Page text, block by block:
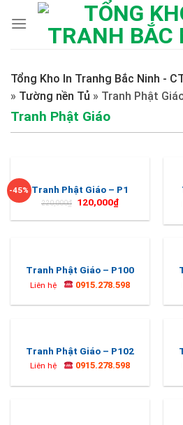
Tổng Kho In Tranhg Bắc Ninh -
» Tường nền Tủ » Tranh Phật
Tranh Phật Giáo
-45% Tranh Phật Giáo – P1
220,000₫ 120,000₫
Tranh Phật Giáo – P100
Liên hệ 0915.278.598
Tranh Phật Giáo – P102
Liên hệ 0915.278.598